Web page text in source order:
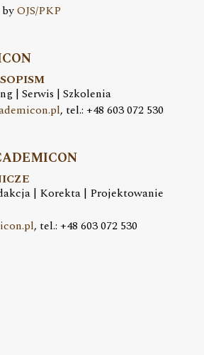
OJS/PKP
| Serwis | Szkolenia
, tel.: +48 603 072 530
| Korekta | Projektowanie
, tel.: +48 603 072 530